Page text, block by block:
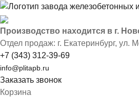
Производство находится в г.
Отдел продаж: г. Екатеринбург, ул.
+7 (343) 312-39-69
info@plitapb.ru
Заказать звонок
Корзина